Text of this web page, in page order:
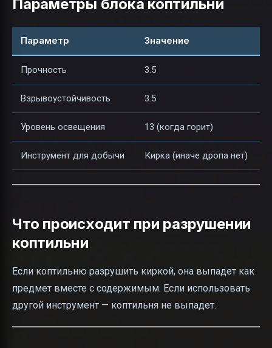
Параметры блока коптильни
Параметр Значение
Прочность 3.5
Взрывоустойчивость 3.5
Уровень освещения 13 (когда горит)
Инструмент для добычи Кирка (иначе дропа нет)
Что происходит при разрушении
коптильни
Если коптильню разрушить киркой, она выпадет как
предмет вместе с содержимым. Если использовать
другой инструмент — коптильня не выпадет.